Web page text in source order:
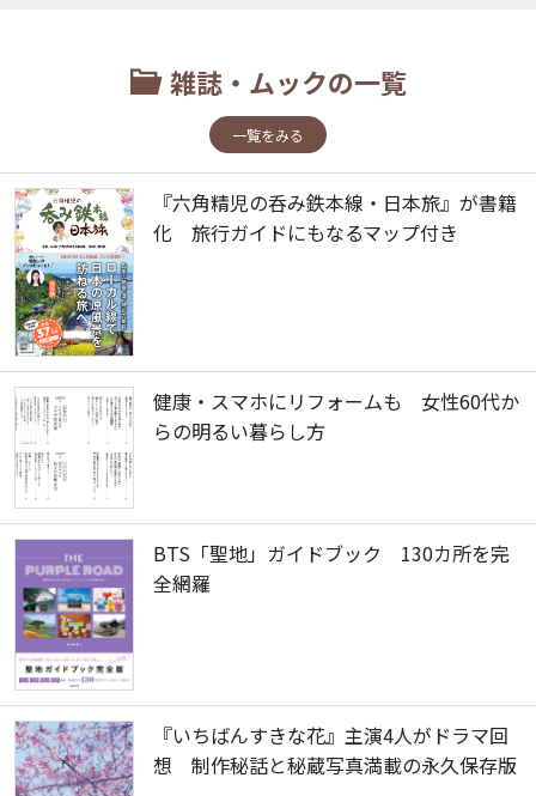
雑誌・ムックの一覧
一覧をみる
『六角精児の呑み鉄本線・日本旅』が書籍
化 旅行ガイドにもなるマップ付き
健康・スマホにリフォームも 女性60代か
らの明るい暮らし方
BTS「聖地」ガイドブック 130カ所を完
全網羅
『いちばんすきな花』主演4人がドラマ回
想 制作秘話と秘蔵写真満載の永久保存版